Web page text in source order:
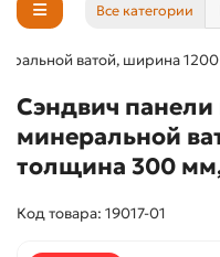
Все категории
ватой, ширина
Сэндвич
минеральной
толщина 300
Код товара: 19017-01